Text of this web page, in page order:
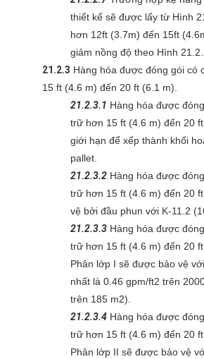
thiết kế sẽ được lấy từ Hình
hơn 12ft (3.7m) đến 15ft
giảm nồng độ theo Hình
21.2.3 Hàng hóa được đóng gói có
15 ft (4.6 m) đến 20 ft (6.1 m).
21.2.3.1 Hàng hóa được
trữ hơn 15 ft (4.6 m) đến 20
giới hạn để xếp thành khối
pallet.
21.2.3.2 Hàng hóa được
trữ hơn 15 ft (4.6 m) đến 20
vệ bởi đầu phun với K-11.2
21.2.3.3 Hàng hóa được
trữ hơn 15 ft (4.6 m) đến 20
Phân lớp I sẽ được bảo vệ
nhất là 0.46 gpm/ft2 trên
trên 185 m2).
21.2.3.4 Hàng hóa được
trữ hơn 15 ft (4.6 m) đến 20
Phân lớp II sẽ được bảo vệ